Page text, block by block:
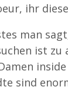
ihr
man
ist zu
sind